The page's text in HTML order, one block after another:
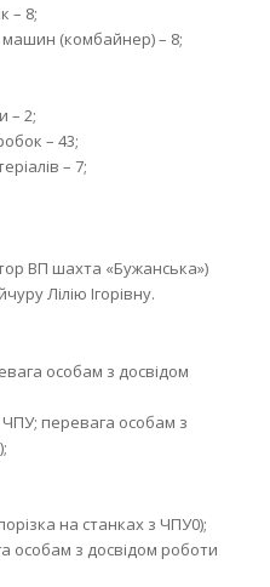
– 8;
машин (комбайнер) – 8;
– 2;
– 43;
– 7;
ВП шахта «Бужанська»)
Лілію Ігорівну.
особам з досвідом
ЧПУ; перевага особам з
на станках з ЧПУ0);
особам з досвідом роботи